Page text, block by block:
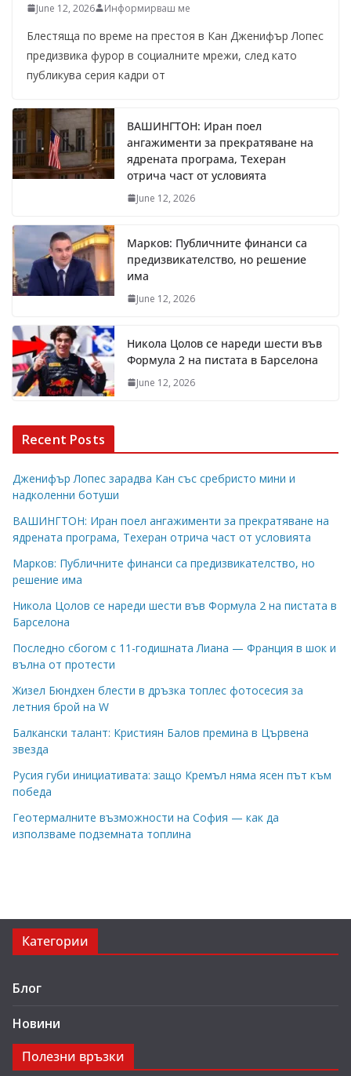
June 12, 2026 Информирваш ме
Блестяща по време на престоя в Кан Дженифър Лопес
предизвика фурор в социалните мрежи, след като
публикува серия кадри от
ВАШИНГТОН: Иран поел
ангажименти за прекратяване на
ядрената програма, Техеран
отрича част от условията
June 12, 2026
Марков: Публичните финанси са
предизвикателство, но решение
има
June 12, 2026
Никола Цолов се нареди шести във
Формула 2 на пистата в Барселона
June 12, 2026
Recent Posts
Дженифър Лопес зарадва Кан със сребристо мини и
надколенни ботуши
ВАШИНГТОН: Иран поел ангажименти за прекратяване на
ядрената програма, Техеран отрича част от условията
Марков: Публичните финанси са предизвикателство, но
решение има
Никола Цолов се нареди шести във Формула 2 на пистата в
Барселона
Последно сбогом с 11-годишната Лиана — Франция в шок и
вълна от протести
Жизел Бюндхен блести в дръзка топлес фотосесия за
летния брой на W
Балкански талант: Кристиян Балов премина в Цървена
звезда
Русия губи инициативата: защо Кремъл няма ясен път към
победа
Геотермалните възможности на София — как да
използваме подземната топлина
Категории
Блог
Новини
Полезни връзки